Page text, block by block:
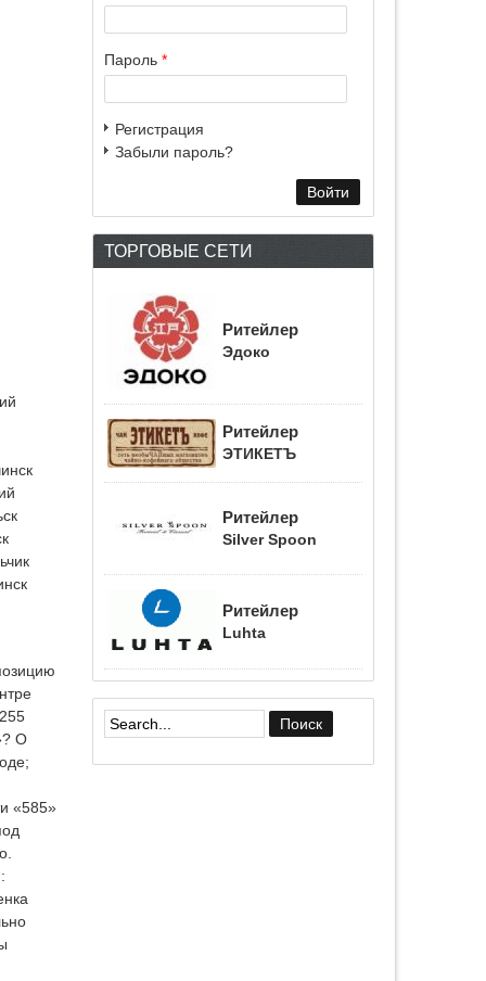
О
«585»
Пароль *
Регистрация
Забыли пароль?
ТОРГОВЫЕ СЕТИ
Ритейлер
Эдоко
Ритейлер
ЭТИКЕТЪ
Ритейлер
Silver Spoon
Ритейлер
Luhta
Форма поиска